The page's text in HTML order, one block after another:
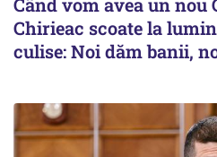
Chirieac scoate la
culise: Noi dăm banii,